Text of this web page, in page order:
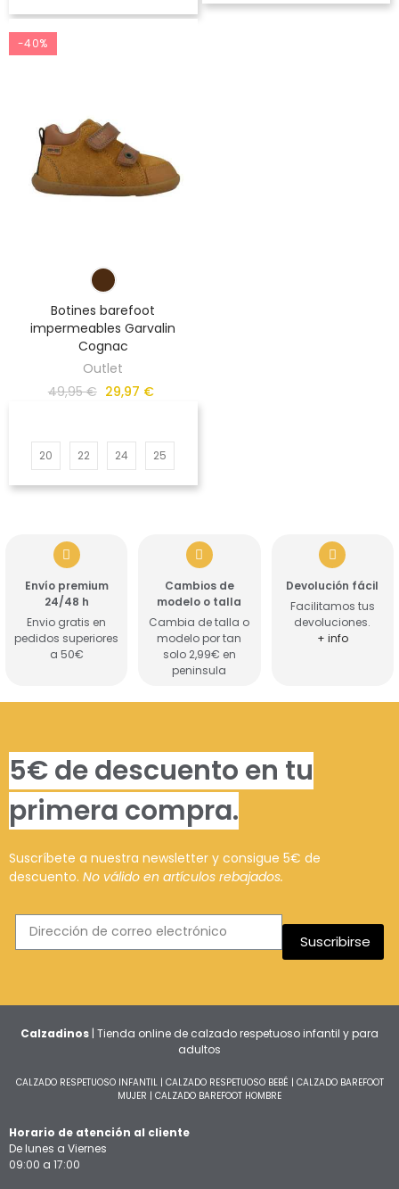
-40%
Botines barefoot
impermeables Garvalin
Cognac
Outlet
49,95 € 29,97 €
20 22 24 25
Envío premium
24/48 h
Envio gratis en
pedidos superiores
a 50€
Cambios de
modelo o talla
Cambia de talla o
modelo por tan
solo 2,99€ en
peninsula
Devolución fácil
Facilitamos tus
devoluciones.
+ info
5€ de descuento en tu
primera compra.
Suscríbete a nuestra newsletter y consigue 5€ de
descuento. No válido en artículos rebajados.
Suscribirse
Calzadinos | Tienda online de calzado respetuoso infantil y para
adultos
CALZADO RESPETUOSO INFANTIL| CALZADO RESPETUOSO BEBÉ | CALZADO BAREFOOT
MUJER | CALZADO BAREFOOT HOMBRE
Horario de atención al cliente
De lunes a Viernes
09:00 a 17:00